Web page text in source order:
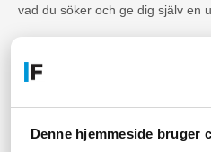
Denne hjemmeside bruger
vad du söker och ge dig själv en
dina
sätt
För dig som vill utveckla dina